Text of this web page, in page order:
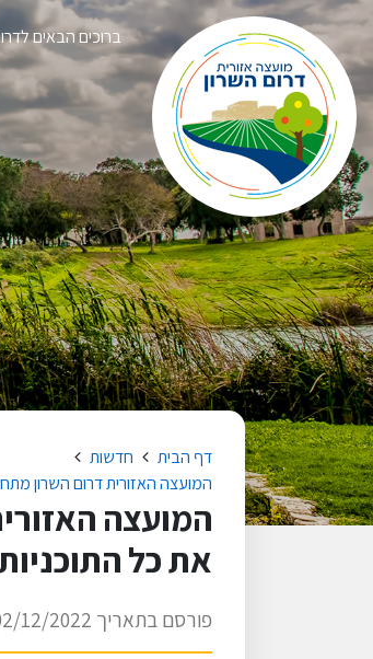
ברוכים הבאים
דף הבית
חדשות
המועצה האזורית דרום השרון
המועצה
את כל
פורסם בתאריך 02/12/2022 12:15